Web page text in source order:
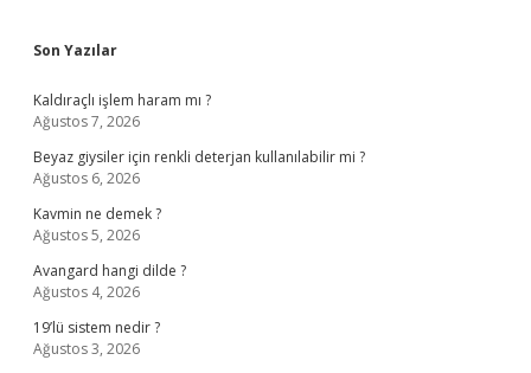
Sidebar
Son Yazılar
Kaldıraçlı işlem haram mı ?
Ağustos 7, 2026
Beyaz giysiler için renkli deterjan kullanılabilir mi ?
Ağustos 6, 2026
Kavmin ne demek ?
Ağustos 5, 2026
Avangard hangi dilde ?
Ağustos 4, 2026
19’lü sistem nedir ?
Ağustos 3, 2026